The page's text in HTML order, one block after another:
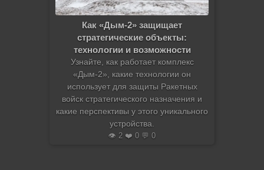
Как «Дым-2» защищает
стратегические объекты:
технологии и возможности
Узнайте, как работает комплекс
«Дым-2», какие технологии он
использует для защиты Ракетных
войск стратегического назначения и
какие перспективы у этого уникального
устройства.
👁️ 2 ❤️ 0 💬 0